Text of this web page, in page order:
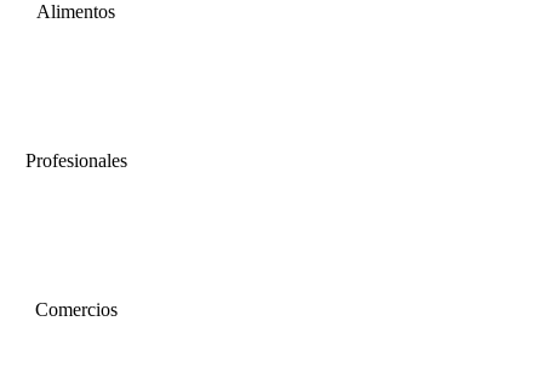
Alimentos
Profesionales
Comercios